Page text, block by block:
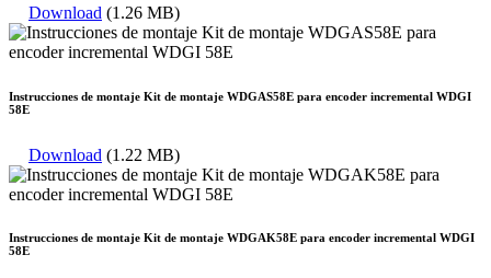
Download (1.26 MB)
Instrucciones de montaje Kit de montaje WDGAS58E para encoder incremental WDGI
58E
Download (1.22 MB)
Instrucciones de montaje Kit de montaje WDGAK58E para encoder incremental WDGI
58E